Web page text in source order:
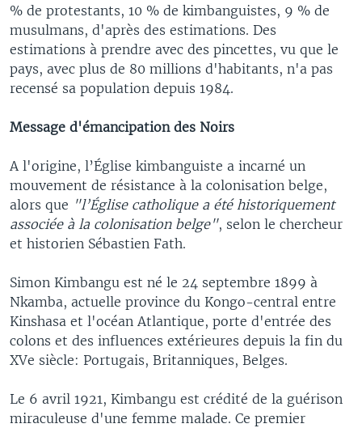
% de protestants, 10 % de kimbanguistes, 9 % de
musulmans, d'après des estimations. Des
estimations à prendre avec des pincettes, vu que le
pays, avec plus de 80 millions d'habitants, n'a pas
recensé sa population depuis 1984.
Message d'émancipation des Noirs
A l'origine, l’Église kimbanguiste a incarné un
mouvement de résistance à la colonisation belge,
alors que "l’Église catholique a été historiquement
associée à la colonisation belge", selon le chercheur
et historien Sébastien Fath.
Simon Kimbangu est né le 24 septembre 1899 à
Nkamba, actuelle province du Kongo-central entre
Kinshasa et l'océan Atlantique, porte d'entrée des
colons et des influences extérieures depuis la fin du
XVe siècle: Portugais, Britanniques, Belges.
Le 6 avril 1921, Kimbangu est crédité de la guérison
miraculeuse d'une femme malade. Ce premier